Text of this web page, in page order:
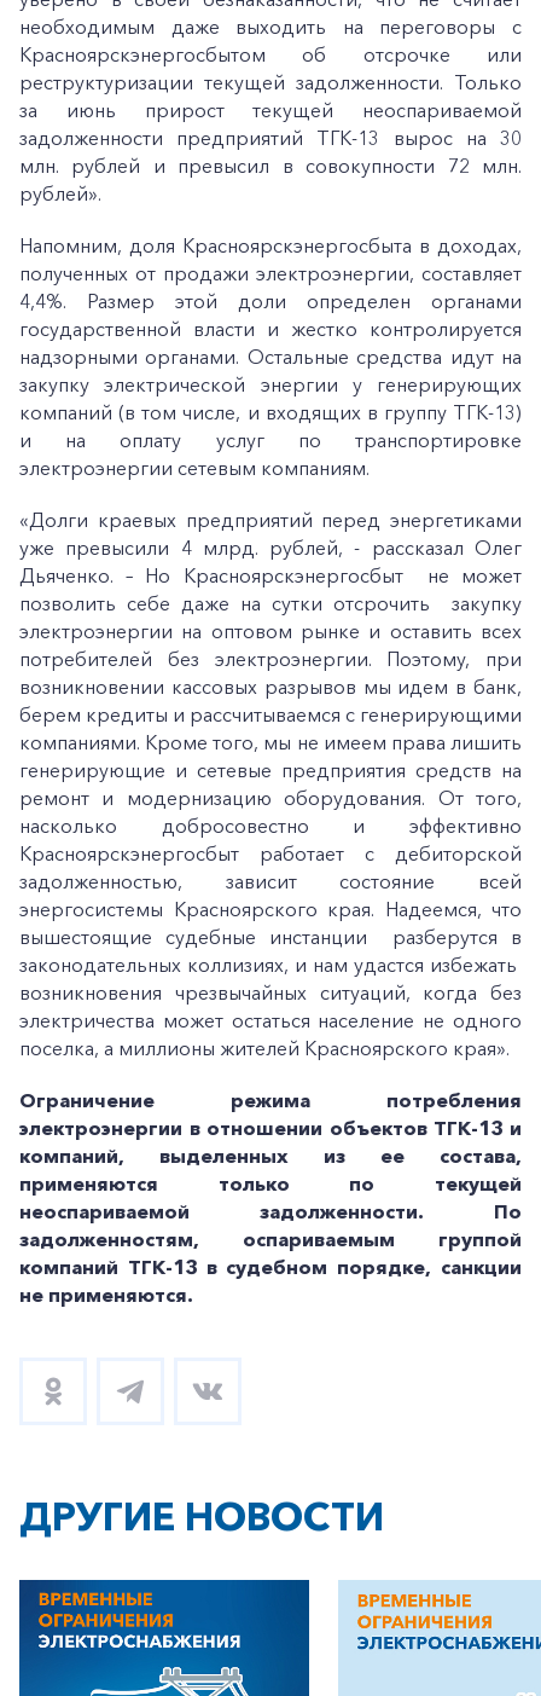
+7-800-700-24-57
Заказать обратный звонок
Корпоративным клиентам
необходимым даже выходить на переговоры с
Красноярскэнергосбытом об отсрочке или
реструктуризации текущей задолженности. Только
за июнь прирост текущей неоспариваемой
задолженности предприятий ТГК-13 вырос на 30
млн. рублей и превысил в совокупности 72 млн.
рублей».
Напомним, доля Красноярскэнергосбыта в доходах,
полученных от продажи электроэнергии, составляет
4,4%. Размер этой доли определен органами
государственной власти и жестко контролируется
надзорными органами. Остальные средства идут на
закупку электрической энергии у генерирующих
компаний (в том числе, и входящих в группу ТГК-13)
и на оплату услуг по транспортировке
электроэнергии сетевым компаниям.
«Долги краевых предприятий перед энергетиками
уже превысили 4 млрд. рублей, - рассказал Олег
Дьяченко. – Но Красноярскэнергосбыт не может
позволить себе даже на сутки отсрочить закупку
электроэнергии на оптовом рынке и оставить всех
потребителей без электроэнергии. Поэтому, при
возникновении кассовых разрывов мы идем в банк,
берем кредиты и рассчитываемся с генерирующими
компаниями. Кроме того, мы не имеем права лишить
генерирующие и сетевые предприятия средств на
ремонт и модернизацию оборудования. От того,
насколько добросовестно и эффективно
Красноярскэнергосбыт работает с дебиторской
задолженностью, зависит состояние всей
энергосистемы Красноярского края. Надеемся, что
вышестоящие судебные инстанции разберутся в
законодательных коллизиях, и нам удастся избежать
возникновения чрезвычайных ситуаций, когда без
электричества может остаться население не одного
поселка, а миллионы жителей Красноярского края».
Ограничение режима потребления
электроэнергии в отношении объектов ТГК-13 и
компаний, выделенных из ее состава,
применяются только по текущей
неоспариваемой задолженности. По
задолженностям, оспариваемым группой
компаний ТГК-13 в судебном порядке, санкции
не применяются.
ДРУГИЕ НОВОСТИ